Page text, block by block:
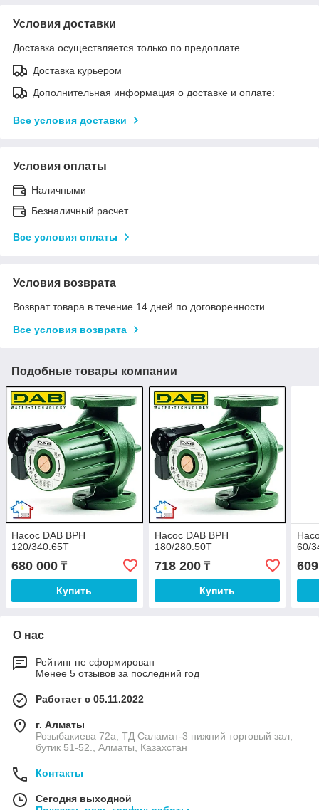
Условия доставки
Доставка осуществляется только по предоплате.
Доставка курьером
Дополнительная информация о доставке и оплате:
Все условия доставки
Условия оплаты
Наличными
Безналичный расчет
Все условия оплаты
Условия возврата
Возврат товара в течение 14 дней по договоренности
Все условия возврата
Подобные товары компании
Насос DAB BPH
120/340.65Т
680 000 ₸
Купить
Насос DAB BPH
180/280.50T
718 200₸
Купить
60/
О нас
Рейтинг не сформирован
Менее 5 отзывов за последний год
Работает с 05.11.2022
г. Алматы
Розыбакиева 72а, ТД Саламат-3 нижний торговый зал,
бутик 51-52., Алматы, Казахстан
Контакты
Сегодня выходной